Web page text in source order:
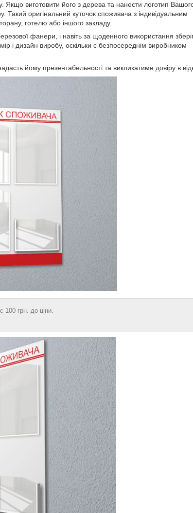
Якщо виготовити його з дерева та нанести логотип
оригінальний куточок споживача з індивідуальним
готелю або іншого закладу.
фанери, і навіть за щоденного використання
і дизайн виробу, оскільки є безпосереднім виробником
йому презентабельності та викликатиме довіру в
грн. до ціни.